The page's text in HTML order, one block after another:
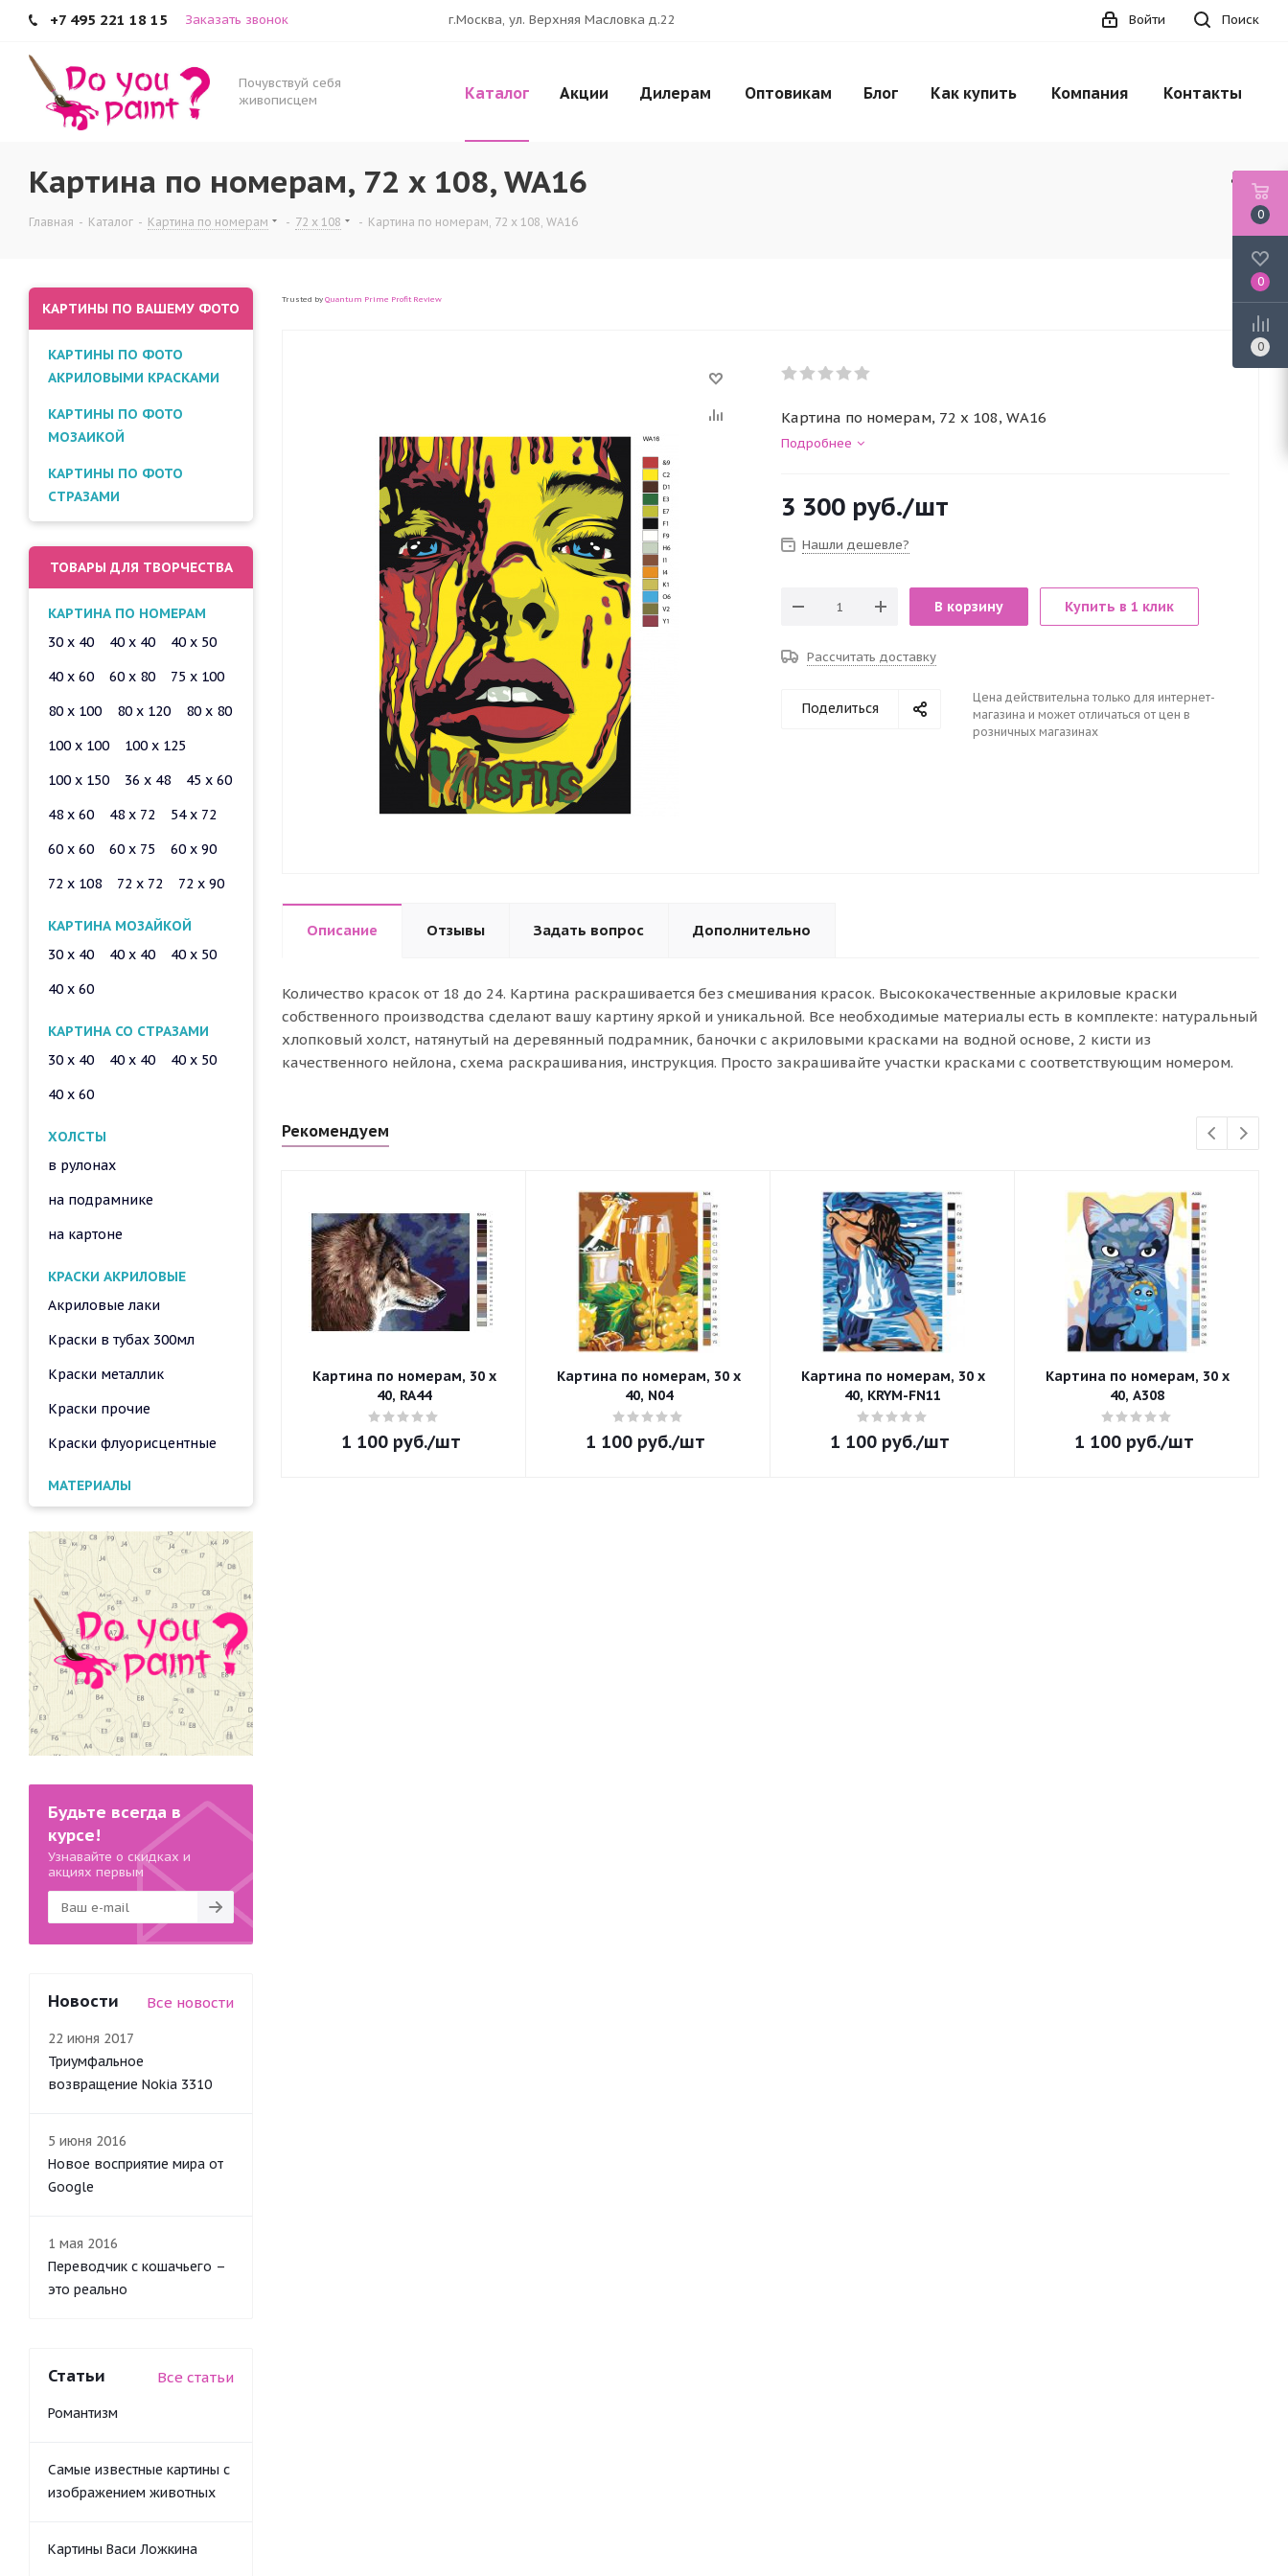
+7 495 221 18 15 Заказать звонок г.Москва, ул. Верхняя Масловка д.22 Поиск
Войти
Почувствуй себя
живописцем
Каталог Акции Дилерам Оптовикам Блог Как купить Компания Контакты
Картина по номерам, 72 x 108, WA16
Главная - Каталог - Картина по номерам - 72 x 108 - Картина по номерам, 72 x 108, WA16
Trusted by Quantum Prime Profit Review
Картина по номерам, 72 x 108, WA16
Подробнее
3 300 руб./шт
Нашли дешевле?
В корзину Купить в 1 клик
Рассчитать доставку
Поделиться
Цена действительна только для интернет-
магазина и может отличаться от цен в
розничных магазинах
Описание Отзывы Задать вопрос Дополнительно
Количество красок от 18 до 24. Картина раскрашивается без смешивания красок. Высококачественные акриловые краски
собственного производства сделают вашу картину яркой и уникальной. Все необходимые материалы есть в комплекте: натуральный
хлопковый холст, натянутый на деревянный подрамник, баночки с акриловыми красками на водной основе, 2 кисти из
качественного нейлона, схема раскрашивания, инструкция. Просто закрашивайте участки красками с соответствующим номером.
Рекомендуем
Картина по номерам, 30 x
40, RA44
1 100руб./шт
Картина по номерам, 30 x
40, N04
1 100руб./шт
Картина по номерам, 30 x
40, KRYM-FN11
1 100руб./шт
Картина по номерам, 30 x
40, A308
1 100руб./шт
КАРТИНЫ ПО ВАШЕМУ ФОТО
КАРТИНЫ ПО ФОТО
АКРИЛОВЫМИ КРАСКАМИ
КАРТИНЫ ПО ФОТО
МОЗАИКОЙ
КАРТИНЫ ПО ФОТО
СТРАЗАМИ
ТОВАРЫ ДЛЯ ТВОРЧЕСТВА
КАРТИНА ПО НОМЕРАМ
30 x 40
40 x 40
40 x 50
40 x 60
60 x 80
75 x 100
80 x 100
80 x 120
80 x 80
100 x 100
100 x 125
100 x 150
36 x 48
45 x 60
48 x 60
48 x 72
54 x 72
60 x 60
60 x 75
60 x 90
72 x 108
72 x 72 72 x 90
КАРТИНА МОЗАЙКОЙ
30 x 40
40 x 40
40 x 50
40 x 60
КАРТИНА СО СТРАЗАМИ
30 x 40
40 x 40
40 x 50
40 x 60
ХОЛСТЫ
в рулонах
на подрамнике
на картоне
КРАСКИ АКРИЛОВЫЕ
Акриловые лаки
Краски в тубах 300мл
Краски металлик
Краски прочие
Краски флуорисцентные
МАТЕРИАЛЫ
Будьте всегда в
курсе!
Узнавайте о скидках и
акциях первым
Новости Все новости
22 июня 2017
Триумфальное
возвращение Nokia 3310
5 июня 2016
Новое восприятие мира от
Google
1 мая 2016
Переводчик с кошачьего –
это реально
Статьи Все статьи
Романтизм
Самые известные картины с
изображением животных
Картины Васи Ложкина
0
0
0